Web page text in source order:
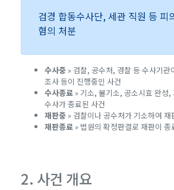
검경 합동수사단, 세관 직원 등 피
혐의 처분
수사중» 검찰, 공수처, 경찰 등 수사기관
조사 등이 진행중인 사건
수사종료» 기소, 불기소, 공소시효 완성,
수사가 종료된 사건
재판중» 검찰이나 공수처가 기소하여
재판종료» 법원의 확정판결로 재판이 종
2. 사건 개요